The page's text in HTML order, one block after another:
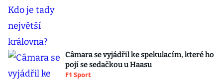
Câmara se vyjádřil ke spekulacím, které ho
pojí se sedačkou u Haasu
F1 Sport